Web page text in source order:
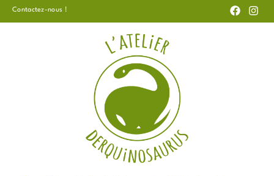
Aller
Contactez-nous !
a
c
n
s